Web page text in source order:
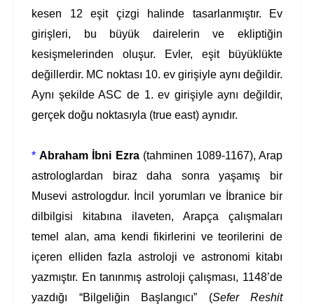
kesen 12 eşit çizgi halinde tasarlanmıştır. Ev
girişleri, bu büyük dairelerin ve ekliptiğin
kesişmelerinden oluşur. Evler, eşit büyüklükte
değillerdir. MC noktası 10. ev girişiyle aynı değildir.
Aynı şekilde ASC de 1. ev girişiyle aynı değildir,
gerçek doğu noktasıyla (true east) aynıdır.
* Abraham İbni Ezra(tahminen 1089-1167), Arap
astrologlardan biraz daha sonra yaşamış bir
Musevi astrologdur. İncil yorumları ve İbranice bir
dilbilgisi kitabına ilaveten, Arapça çalışmaları
temel alan, ama kendi fikirlerini ve teorilerini de
içeren elliden fazla astroloji ve astronomi kitabı
yazmıştır. En tanınmış astroloji çalışması, 1148’de
yazdığı “Bilgeliğin Başlangıcı” (Sefer Reshit